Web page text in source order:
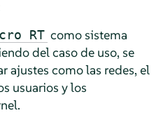
RT como sistema
del caso de uso, se
ajustes como las redes, el
usuarios y los